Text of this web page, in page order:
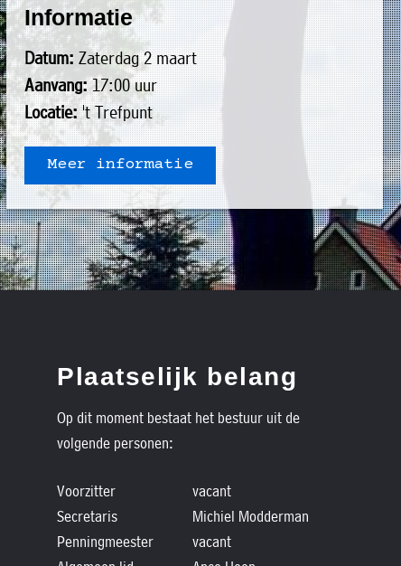
Informatie
Datum: Zaterdag 2 maart
Aanvang:17:00 uur
Locatie:'t Trefpunt
Meer informatie
Plaatselijk belang
Op dit moment bestaat het bestuur uit de
volgende personen:
Voorzitter
vacant
Secretaris
Michiel Modderman
Penningmeester
vacant